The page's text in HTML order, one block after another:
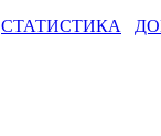
СТАТИСТИКА